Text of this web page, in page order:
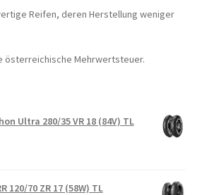
Reifen, deren Herstellung weniger
österreichische Mehrwertsteuer.
Ultra 280/35 VR 18 (84V) TL
120/70 ZR 17 (58W) TL